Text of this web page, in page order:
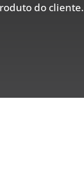
do cliente.